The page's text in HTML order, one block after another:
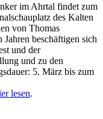
im Ahrtal findet zum
des Kalten
von Thomas
beschäftigen sich
und der
und zu den
5. März bis zum
lesen.